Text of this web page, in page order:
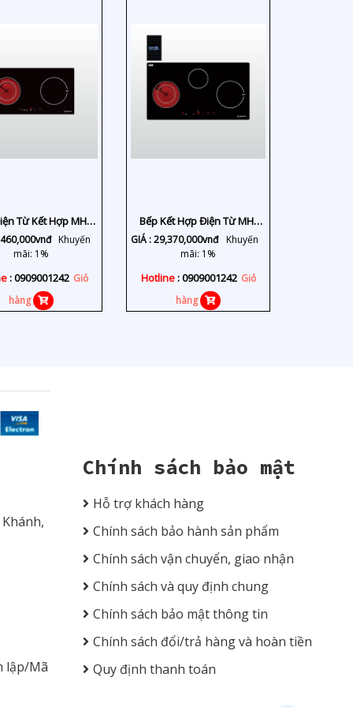
Từ Kết Hợp MH-
02IRvnđ Khuyến
mãi: 1%
: 0909001242 Giỏ
hàng
Bếp Kết Hợp Điện Từ MH-
03IRB SB
GIÁ :29,370,000vnđ Khuyến
mãi: 1%
Hotline: 0909001242 Giỏ
hàng
lập/Mã
Chính sách bảo mật
Hỗ trợ khách hàng
Chính sách bảo hành sản phẩm
Chính sách vận chuyển, giao nhận
Chính sách và quy định chung
Chính sách bảo mật thông tin
Chính sách đổi/trả hàng và hoàn tiền
Quy định thanh toán